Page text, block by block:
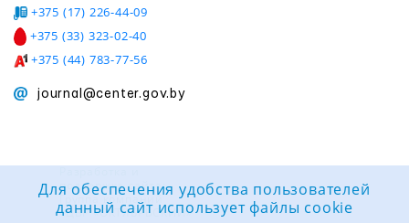
+375 (17) 226-44-09
+375 (33) 323-02-40
+375 (44) 783-77-56
journal@center.gov.by
поддержка сайта:
Группа компаний
«ЦВР «ОКТЯБРЬСКИЙ»
Для обеспечения удобства пользователей
данный сайт использует файлы cookie